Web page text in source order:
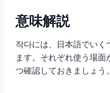
意味解説
작다には、日本語でいく
ます。それぞれ使う場面
つ確認しておきましょう。